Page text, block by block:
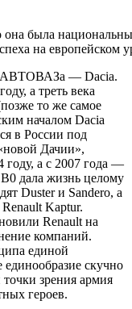
она была
на европейском
АВТОВАЗа — Dacia.
а треть века
то же самое
началом Dacia
в России под
Дачии»,
году, а с 2007 года —
дала жизнь целому
Duster и Sandero, а
Kaptur.
Renault на
компаний.
единой
скучно
точки зрения армия
героев.